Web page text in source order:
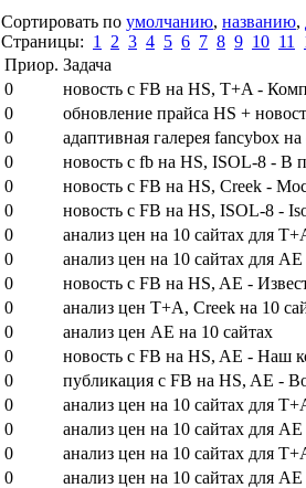
Сортировать по умолчанию, названию,
Страницы: 1 2 3 4 5 6 7 8 9 10 11
Приор. Задача
0
новость с FB на HS, T+A -
0
обновление прайса HS +
0
адаптивная галерея fancybox
0
новость с fb на HS, ISOL-8 - В
0
новость с FB на HS, Creek -
0
новость с FB на HS, ISOL-8 -
0
анализ цен на 10 сайтах для
0
анализ цен на 10 сайтах для AE
0
новость с FB на HS, AE -
0
анализ цен T+A, Creek на 10
0
анализ цен AE на 10 сайтах
0
новость с FB на HS, AE - Наш
0
публикация с FB на HS, AE -
0
анализ цен на 10 сайтах для
0
анализ цен на 10 сайтах для AE
0
анализ цен на 10 сайтах для
0
анализ цен на 10 сайтах для AE